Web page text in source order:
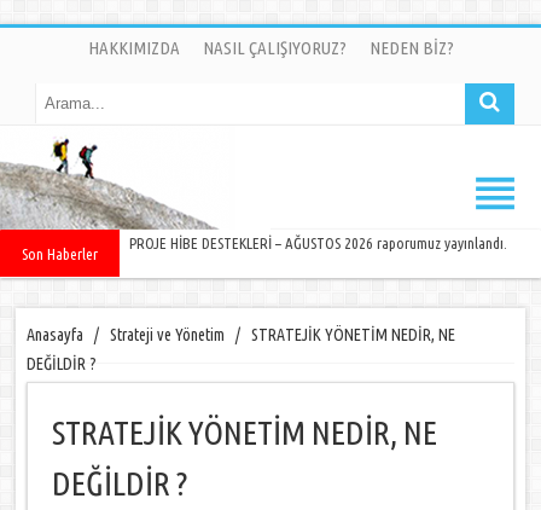
HAKKIMIZDA NASIL ÇALIŞIYORUZ? NEDEN BİZ?
Son Haberler
PROJE HİBE DESTEKLERİ – AĞUSTOS 2026 raporumuz yayınlandı.
Anasayfa / Strateji ve Yönetim / STRATEJİK YÖNETİM NEDİR, NE
DEĞİLDİR ?
STRATEJİK YÖNETİM NEDİR, NE
DEĞİLDİR ?